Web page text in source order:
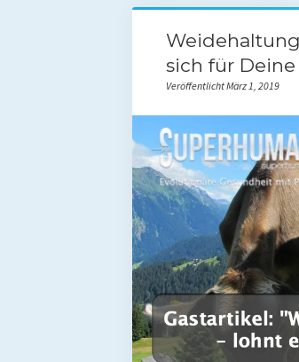
sich für
Veröffentlicht März 1, 2019